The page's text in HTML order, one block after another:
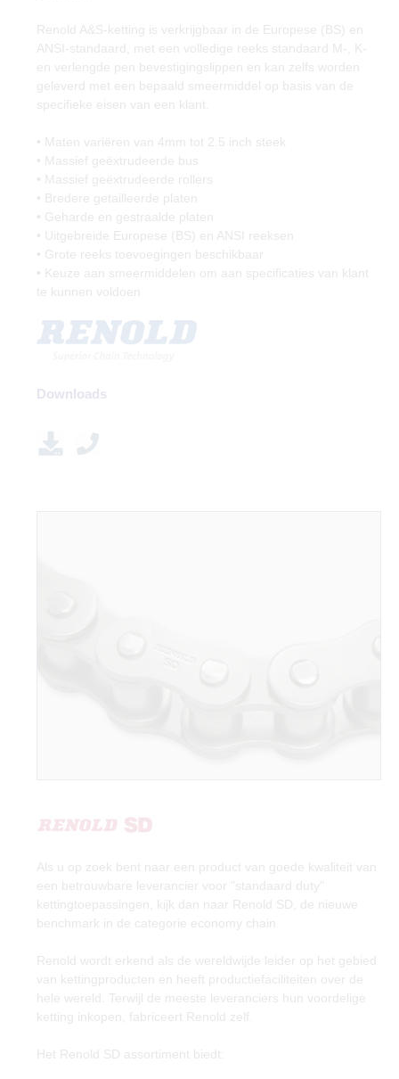
Renold A&S-ketting is verkrijgbaar in de Europese (BS) en
ANSI-standaard, met een volledige reeks standaard M-, K-
en verlengde pen bevestigingslippen en kan zelfs worden
geleverd met een bepaald smeermiddel op basis van de
specifieke eisen van een klant.
• Maten variëren van 4mm tot 2.5 inch steek
• Massief geëxtrudeerde bus
• Massief geëxtrudeerde rollers
• Bredere getailleerde platen
• Geharde en gestraalde platen
• Uitgebreide Europese (BS) en ANSI reeksen
• Grote reeks toevoegingen beschikbaar
• Keuze aan smeermiddelen om aan specificaties van klant
te kunnen voldoen
Downloads
Als u op zoek bent naar een product van goede kwaliteit van
een betrouwbare leverancier voor "standaard duty"
kettingtoepassingen, kijk dan naar Renold SD, de nieuwe
benchmark in de categorie economy chain.
Renold wordt erkend als de wereldwijde leider op het gebied
van kettingproducten en heeft productiefaciliteiten over de
hele wereld. Terwijl de meeste leveranciers hun voordelige
ketting inkopen, fabriceert Renold zelf.
Het Renold SD assortiment biedt: